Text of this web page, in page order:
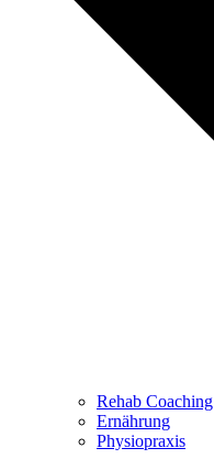
Rehab Coaching
Ernährung
Physiopraxis